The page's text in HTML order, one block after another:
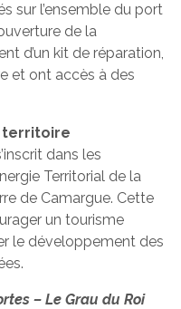
sur l’ensemble du port
de la
d’un kit de réparation,
et ont accès à des
territoire
dans les
Territorial de la
de Camargue. Cette
un tourisme
le développement des
– Le Grau du Roi